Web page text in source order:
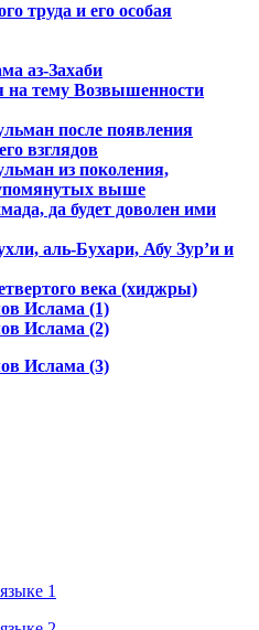
труда и его особая
аз-Захаби
на тему Возвышенности
после появления
взглядов
из поколения,
выше
да будет доволен ими
аль-Бухари, Абу Зур’и и
века (хиджры)
Ислама (1)
Ислама (2)
Ислама (3)
1